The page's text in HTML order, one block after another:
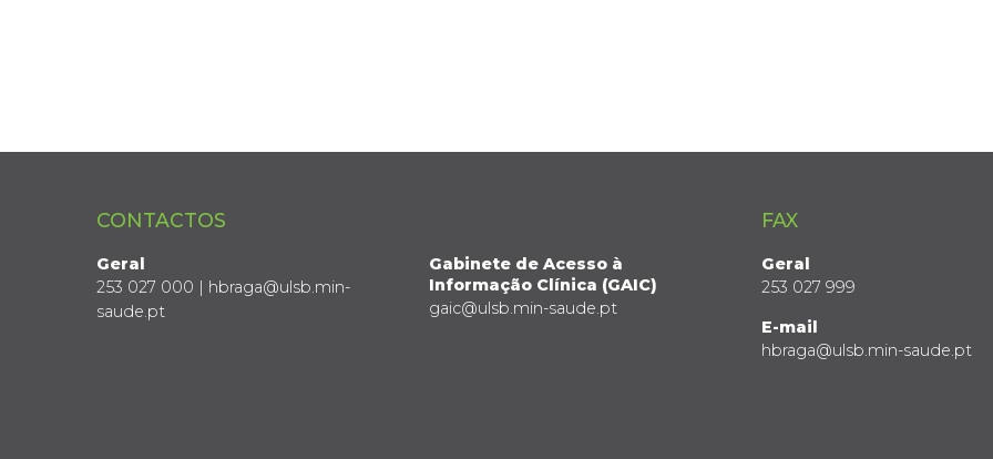
CONTACTOS
Geral
253 027 000 | hbraga@ulsb.min-
saude.pt
Gabinete de Acesso à
Informação Clínica (GAIC)
gaic@ulsb.min-saude.pt
FAX
Geral
253 027 999
E-mail
hbraga@ulsb.min-saude.pt